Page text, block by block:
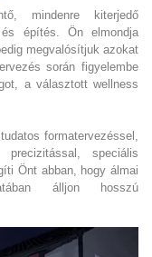
mindenre kiterjedő
építés. Ön elmondja
megvalósítjuk azokat
során figyelembe
a választott wellness
formatervezéssel,
speciális
Önt abban, hogy álmai
álljon hosszú